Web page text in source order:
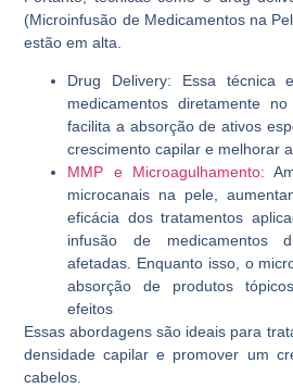
(Microinfusão de Medicamentos na
estão em alta.
Drug Delivery: Essa técnica
medicamentos diretamente
facilita a absorção de ativos
crescimento capilar e melhorar
MMP e Microagulhamento:
microcanais na pele,
eficácia dos tratamentos
infusão de medicamentos
afetadas. Enquanto isso, o
absorção de produtos
efeitos
Essas abordagens são ideais para
densidade capilar e promover um
cabelos.